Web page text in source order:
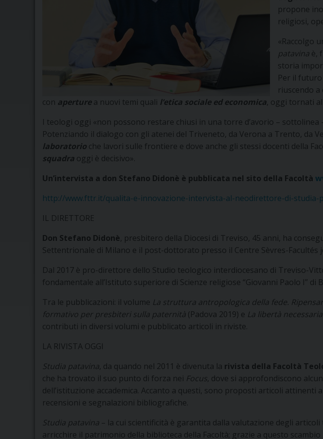
propone
religiosi,
«Raccolgo
patavina è,
storia
Per il
riuscendo
con aperturea nuovi temi quali l’etica sociale ed economica, oggi tornati
I teologi oggi «non possono restare chiusi in una torre d’avorio –
Potenziando il dialogo con gli atenei del Triveneto, da Verona a Trento, da
laboratorio che lavori sulle frontiere e dove anche gli stessi docenti della
squadra oggi è decisivo».
Un’intervista a don Stefano Didonè è pubblicata nel sito della Facoltà
http://www.fttr.it/qualita-e-innovazione-intervista-al-neodirettore-di-studia-
IL DIRETTORE
Don Stefano Didonè, presbitero della Diocesi di Treviso, 45 anni, ha
Settentrionale di Milano e il post-dottorato presso il Centre Sèvres-
Dal 2017 è pro-direttore dello Studio teologico interdiocesano di Treviso-
fondamentale all’Istituto superiore di Scienze religiose “Giovanni Paolo I”
Tra le pubblicazioni: il volume La struttura antropologica della fede.
formativo per presbiteri sulla paternità (Padova 2019) e La libertà
contributi in diversi volumi e pubblicato articoli in riviste.
LA RIVISTA OGGI
Studia patavina, da quando nel 2011 è divenuta la rivista della Facoltà
che ha trovato il suo punto di forza nei Focus, dove si approfondiscono
dell’istituzione accademica. Accanto a questi, sono proposti articoli attinenti
recensioni e segnalazioni bibliografiche.
Studia patavina – la cui scientificità è garantita dalla valutazione degli
arricchire il patrimonio della biblioteca della Facoltà; grazie a questo scambio